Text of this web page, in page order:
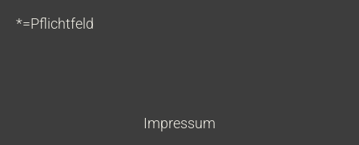
*=Pflichtfeld
Impressum